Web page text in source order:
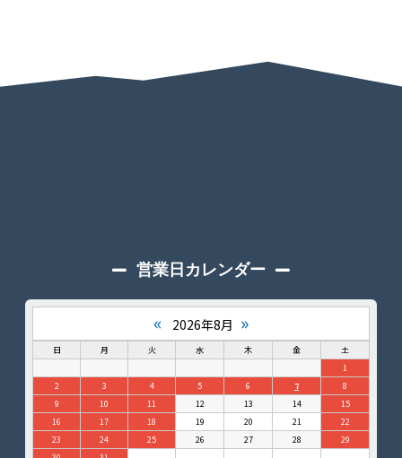
営業日カレンダー
« 2026年8月 »
日 月 火 水 木 金
土
1
2
3 4 5 6 7
8
9
10 11 12 13 14
15
16
17 18 19 20 21
22
23
24 25 26 27 28
29